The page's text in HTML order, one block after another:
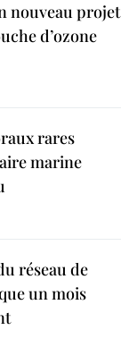
nouveau projet
d’ozone
rares
marine
réseau de
un mois